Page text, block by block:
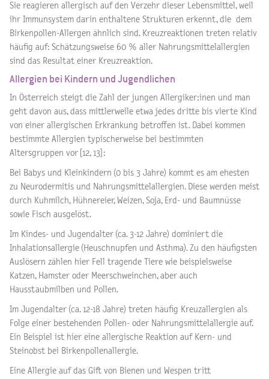
Sie reagieren allergisch auf den Verzehr dieser Lebensmittel, weil
ihr Immunsystem darin enthaltene Strukturen erkennt, die dem
Birkenpollen-Allergen ähnlich sind. Kreuzreaktionen treten relativ
häufig auf: Schätzungsweise 60 % aller Nahrungsmittelallergien
sind das Resultat einer Kreuzreaktion.
Allergien bei Kindern und Jugendlichen
In Österreich steigt die Zahl der jungen Allergiker:inen und man
geht davon aus, dass mittlerweile etwa jedes dritte bis vierte Kind
von einer allergischen Erkrankung betroffen ist. Dabei kommen
bestimmte Allergien typischerweise bei bestimmten
Altersgruppen vor [12, 13]:
Bei Babys und Kleinkindern (0 bis 3 Jahre) kommt es am ehesten
zu Neurodermitis und Nahrungsmittelallergien. Diese werden meist
durch Kuhmilch, Hühnereier, Weizen, Soja, Erd- und Baumnüsse
sowie Fisch ausgelöst.
Im Kindes- und Jugendalter (ca. 3-12 Jahre) dominiert die
Inhalationsallergie (Heuschnupfen und Asthma). Zu den häufigsten
Auslösern zählen hier Fell tragende Tiere wie beispielsweise
Katzen, Hamster oder Meerschweinchen, aber auch
Hausstaubmilben und Pollen.
Im Jugendalter (ca. 12-18 Jahre) treten häufig Kreuzallergien als
Folge einer bestehenden Pollen- oder Nahrungsmittelallergie auf.
Ein Beispiel ist hier eine allergische Reaktion auf Kern- und
Steinobst bei Birkenpollenallergie.
Eine Allergie auf das Gift von Bienen und Wespen tritt